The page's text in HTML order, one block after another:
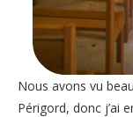
Nous avons vu
Périgord, donc j’ai